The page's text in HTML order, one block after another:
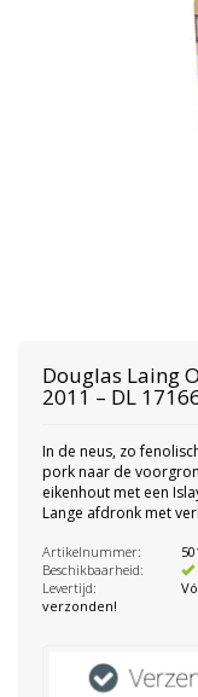
Douglas Laing
2011 – DL
In de neus, zo
pork naar de
eikenhout met een
Lange afdronk met
Artikelnummer:
Beschikbaarheid:
Levertijd:
verzonden!